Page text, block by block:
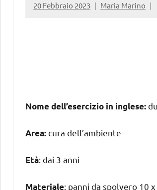
20 Febbraio 2023 Maria Marino
Nome dell’esercizio in inglese:
Area:cura dell’ambiente
Età: dai 3 anni
Materiale: panni da spolvero 10